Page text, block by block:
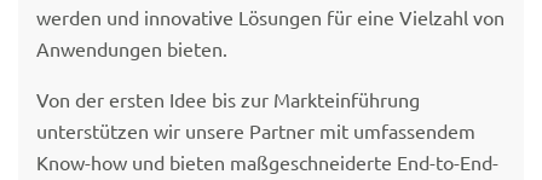
werden und innovative Lösungen für eine Vielzahl von
Anwendungen bieten.
Von der ersten Idee bis zur Markteinführung
unterstützen wir unsere Partner mit umfassendem
Know-how und bieten maßgeschneiderte End-to-End-